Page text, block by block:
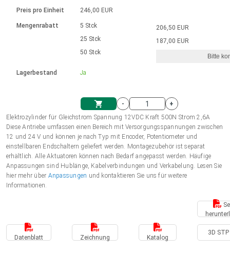
Einheitssystem
Einkaufswagen
Hubmagnete
230 - 50 Hz | 110 - 60 Hz
Drehzahlregelung für die AIS-Serie
Bürstenlose Gleichstrommotoren
mit Planetengetriebe und internem
Ø 28-42| 1-1400 rpm | <= 290Ncm
Bürstenlose DC Motor Controller
Gleichstrommotoren mit
Schneckengetriebe und Bürsten
Ø43-124mm | 31-425rpm | ≤ 41Nm
Treiber für Gleichstrommotoren mit
Synchron-Asynchron | für 1-4 Elektrozylinder
Synchron-Asynchron | für 1-4 Elektrozylinder
Français (EUR)
Polski (EUR)
Norsk (NOK)
Suomi (EUR)
Preis pro Einheit
Mengenrabatt
Lagerbestand
246,00 EUR
5 Stck
25 Stck
50 Stck
Ja
206,50 EUR
187,00 EUR
Bitte
-
+
Elektrozylinder für Gleichstrom Spannung 12VDC Kraft 500N Strom 2,6A
Diese Antriebe umfassen einen Bereich mit Versorgungsspannungen zwischen
12 und 24 V und können je nach Typ mit Encoder, Potentiometer und
einstellbaren Endschaltern geliefert werden. Montagezubehör ist separat
erhältlich. Alle Aktuatoren können nach Bedarf angepasst werden. Häufige
Anpassungen sind Hublänge, Kabelverbindungen und Verkabelung. Lesen Sie
hier mehr über Anpassungen und kontaktieren Sie uns für weitere
Informationen.
Datenblatt Zeichnung Katalog
3D STP